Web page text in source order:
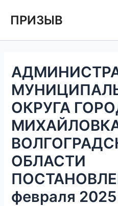
ПРИЗЫВ
ОКРУГА
ОБЛАСТИ
февраля
по